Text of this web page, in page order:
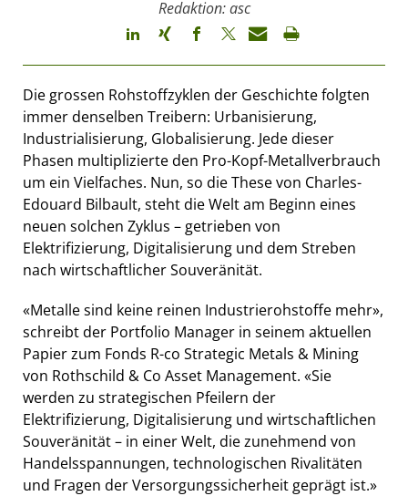
Redaktion: asc
Die grossen Rohstoffzyklen der Geschichte folgten
immer denselben Treibern: Urbanisierung,
Industrialisierung, Globalisierung. Jede dieser
Phasen multiplizierte den Pro-Kopf-Metallverbrauch
um ein Vielfaches. Nun, so die These von Charles-
Edouard Bilbault, steht die Welt am Beginn eines
neuen solchen Zyklus – getrieben von
Elektrifizierung, Digitalisierung und dem Streben
nach wirtschaftlicher Souveränität.
«Metalle sind keine reinen Industrierohstoffe mehr»,
schreibt der Portfolio Manager in seinem aktuellen
Papier zum Fonds R-co Strategic Metals & Mining
von Rothschild & Co Asset Management. «Sie
werden zu strategischen Pfeilern der
Elektrifizierung, Digitalisierung und wirtschaftlichen
Souveränität – in einer Welt, die zunehmend von
Handelsspannungen, technologischen Rivalitäten
und Fragen der Versorgungssicherheit geprägt ist.»